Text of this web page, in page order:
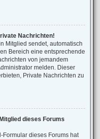
Nachrichten!
Mitglied sendet, automatisch
Bereich eine entsprechende
von jemandem
melden. Dieser
Private Nachrichten zu
dieses Forums
Formular dieses Forums hat